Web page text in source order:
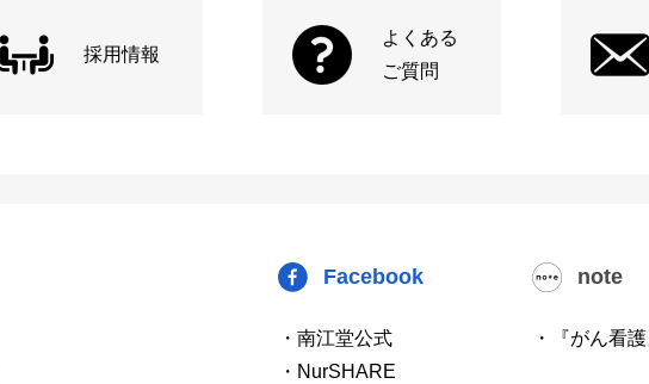
採用情報
よくある
ご質問
Facebook
・南江堂公式
・NurSHARE
note
・『がん看